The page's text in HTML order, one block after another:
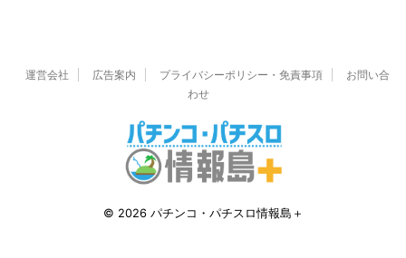
運営会社 広告案内 プライバシーポリシー・免責事項
お問い合
わせ
© 2026 パチンコ・パチスロ情報島＋